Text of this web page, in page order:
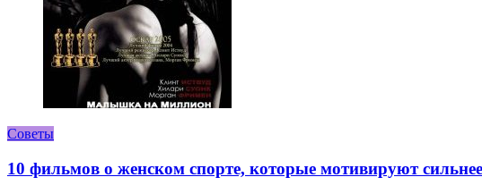
Советы
10 фильмов о женском спорте, которые мотивируют